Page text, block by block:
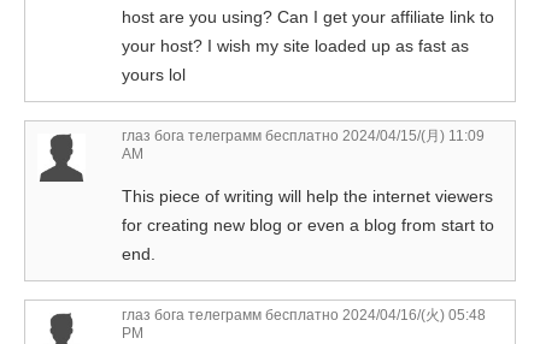
host are you using? Can I get your affiliate link to
your host? I wish my site loaded up as fast as
yours lol
глаз бога телеграмм бесплатно 2024/04/15/(月) 11:09
AM
This piece of writing will help the internet viewers
for creating new blog or even a blog from start to
end.
глаз бога телеграмм бесплатно 2024/04/16/(火) 05:48
PM